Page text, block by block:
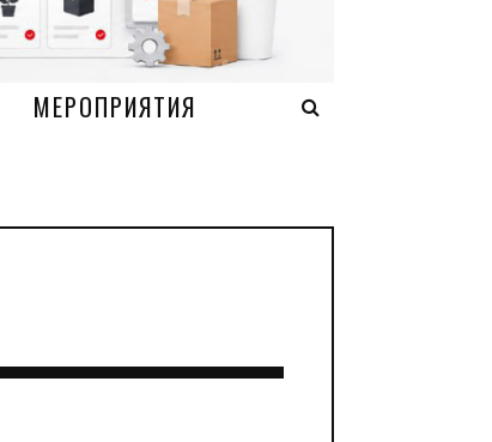
МЕРОПРИЯТИЯ